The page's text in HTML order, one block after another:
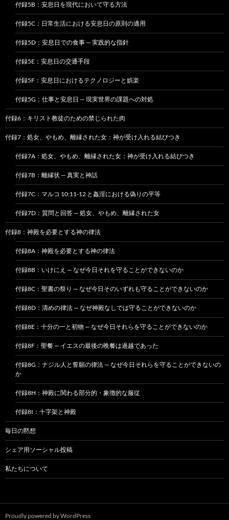
付録5B：安息日を現代において守る方法
付録5C：日常生活における安息日の原則の適用
付録5D：安息日での食事 — 実践的な指針
付録5E：安息日の交通手段
付録5F：安息日におけるテクノロジーと娯楽
付録5G：仕事と安息日 — 現実世界の課題への対処
付録6：キリスト教徒のための禁じられた肉
付録7：処女、やもめ、離縁された女：神が受け入れる結びつき
付録7A：処女、やもめ、離縁された女：神が受け入れる結びつき
付録7B：離縁状 — 真実と神話
付録7C：マルコ 10:11-12 と姦淫における偽りの平等
付録7D：質問と回答 — 処女、やもめ、離縁された女
付録8：神殿を必要とする神の律法
付録8A：神殿を必要とする神の律法
付録8B：いけにえ — なぜ今日それを守ることができないのか
付録8C：聖書の祭り — なぜ今日そのいずれも守ることができないのか
付録8D：清めの律法 — なぜ神殿なしでは守ることができないのか
付録8E：十分の一と初物 — なぜ今日それらを守ることができないのか
付録8F：聖餐 — イエスの最後の晩餐は過越であった
付録8G：ナジル人と誓願の律法 — なぜ今日それらを守ることができないの
か
付録8H：神殿に関わる部分的・象徴的な服従
付録8I：十字架と神殿
毎日の黙想
シェア用ソーシャル投稿
私たちについて
Proudly powered by WordPress